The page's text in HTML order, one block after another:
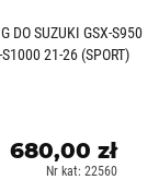
DO SUZUKI GSX-S950
21-26 (SPORT)
680,00 zł
Nr kat: 22560